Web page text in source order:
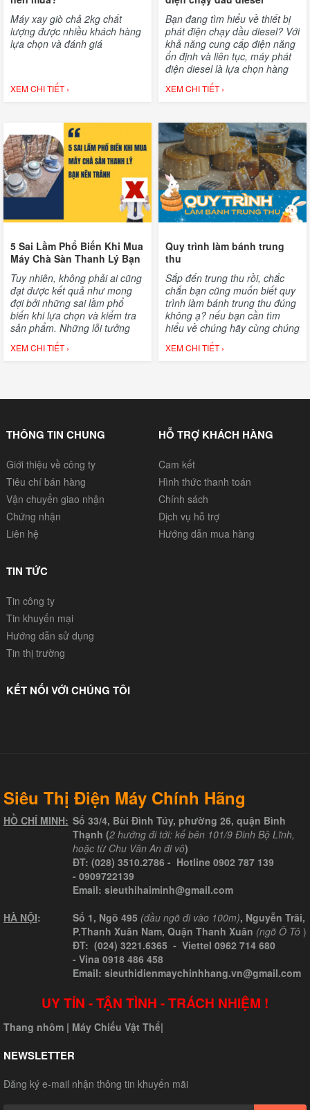
Máy xay giò chả 2kg chất
lượng được nhiều khách hàng
lựa chọn và đánh giá
XEM CHI TIẾT ›
Bạn đang tìm hiểu về thiết bị
phát điện chạy dầu diesel? Với
khả năng cung cấp điện năng
ổn định và liên tục, máy phát
điện diesel là lựa chọn hàng
đầu cho các hộ gia đình,
doanh nghiệp và công trình
hoạt động, cấu tạo và ứng
dụng của loại máy phát điện
này.
XEM CHI TIẾT ›
5 Sai Lầm Phổ Biến Khi Mua
Máy Chà Sàn Thanh Lý Bạn
Nên Tránh
Tuy nhiên, không phải ai cũng
đạt được kết quả như mong
đợi bởi những sai lầm phổ
biến khi lựa chọn và kiểm tra
sản phẩm. Những lỗi tưởng
chừng nhỏ nhặt này có thể
khiến bạn mất tiền oan hoặc
bài viết này, chúng tôi sẽ chỉ
mua máy chà sàn thanh lý,
giúp bạn tránh được những rủi
lựa chọn chính xác hơn.
XEM CHI TIẾT ›
Quy trình làm bánh trung
thu
Sắp đến trung thu rồi, chắc
chắn bạn cũng muốn biết quy
trình làm bánh trung thu đúng
không ạ? nếu bạn cần tìm
hiểu về chúng hãy cùng chúng
tôi tham khảo bài viết này nhé!
XEM CHI TIẾT ›
THÔNG TIN CHUNG
Giới thiệu về công ty
Tiêu chí bán hàng
Vận chuyển giao nhận
Chứng nhận
Liên hệ
HỖ TRỢ KHÁCH HÀNG
Cam kết
Hình thức thanh toán
Chính sách
Dịch vụ hỗ trợ
Hướng dẫn mua hàng
TIN TỨC
Tin công ty
Tin khuyến mại
Hướng dẫn sử dụng
Tin thị trường
KẾT NỐI VỚI CHÚNG TÔI
Siêu Thị Điện Máy Chính Hãng
HỒ CHÍ MINH: Số 33/4, Bùi Đình Túy, phường 26, quận Bình
Thạnh (2 hướng đi tới: kế bên 101/9 Đinh Bộ Lĩnh,
hoặc từ Chu Văn An đi vô)
ĐT: (028) 3510.2786 - Hotline 0902 787 139
- 0909722139
Email: sieuthihaiminh@gmail.com
HÀ NỘI: Số 1, Ngõ 495 (đầu ngõ đi vào 100m), Nguyễn Trãi,
P.Thanh Xuân Nam, Quận Thanh Xuân (ngõ Ô Tô )
ĐT: (024) 3221.6365 - Viettel 0962 714 680
- Vina 0918 486 458
Email: sieuthidienmaychinhhang.vn@gmail.com
UY TÍN - TẬN TÌNH - TRÁCH NHIỆM !
Thang nhôm | Máy Chiếu Vật Thể|
NEWSLETTER
Đăng ký e-mail nhận thông tin khuyến mãi